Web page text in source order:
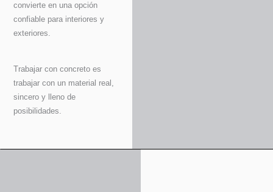
convierte en una opción
confiable para interiores y
exteriores.
Trabajar con concreto es
trabajar con un material real,
sincero y lleno de
posibilidades.